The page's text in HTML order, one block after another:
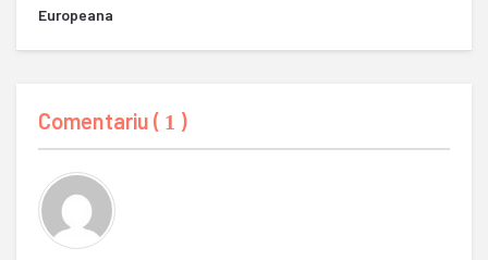
Europeana
Comentariu ( 1 )